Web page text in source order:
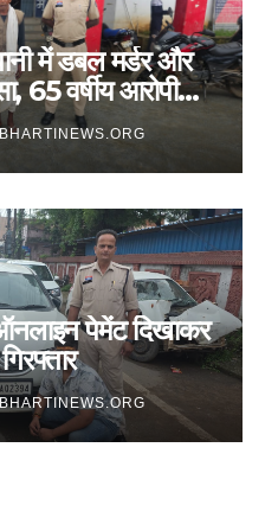
में डबल मर्डर और
65 वर्षीय आरोपी
BHARTINEWS.ORG
पेमेंट दिखाकर
BHARTINEWS.ORG